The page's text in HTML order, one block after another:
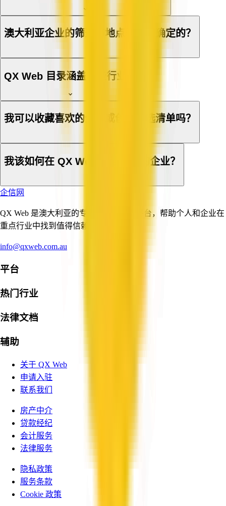
澳大利亚企业的筛选与地点是如何确定的？
QX Web 目录涵盖哪些行业？
我可以收藏喜欢的企业或创建候选清单吗？
我该如何在 QX Web 上登记我的企业？
企信网
QX Web 是澳大利亚的专业与商业服务平台，帮助个人和企业在
重点行业中找到值得信赖的服务提供商。
info@qxweb.com.au
平台
热门行业
法律文档
辅助
关于 QX Web
申请入驻
联系我们
房产中介
贷款经纪
会计服务
法律服务
隐私政策
服务条款
Cookie 政策